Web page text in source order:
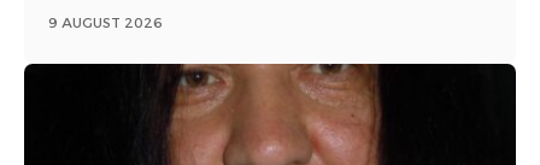
9 AUGUST 2026